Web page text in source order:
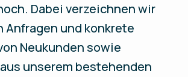
Dabei verzeichnen wir
Anfragen und konkrete
Neukunden sowie
unserem bestehenden